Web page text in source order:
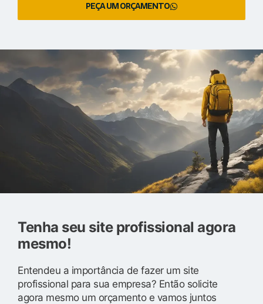
PEÇA UM ORÇAMENTO
Tenha seu site profissional agora
mesmo!
Entendeu a importância de fazer um site
profissional para sua empresa? Então solicite
agora mesmo um orçamento e vamos juntos